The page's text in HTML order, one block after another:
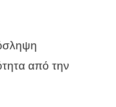
από την